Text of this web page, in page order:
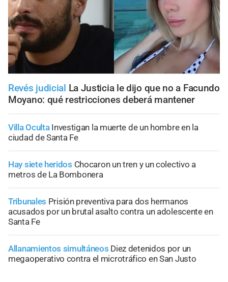
Revés judicial La Justicia le dijo que no a Facundo
Moyano: qué restricciones deberá mantener
Villa Oculta Investigan la muerte de un hombre en la
ciudad de Santa Fe
Hay siete heridos Chocaron un tren y un colectivo a
metros de La Bombonera
Tribunales Prisión preventiva para dos hermanos
acusados por un brutal asalto contra un adolescente en
Santa Fe
Allanamientos simultáneos Diez detenidos por un
megaoperativo contra el microtráfico en San Justo